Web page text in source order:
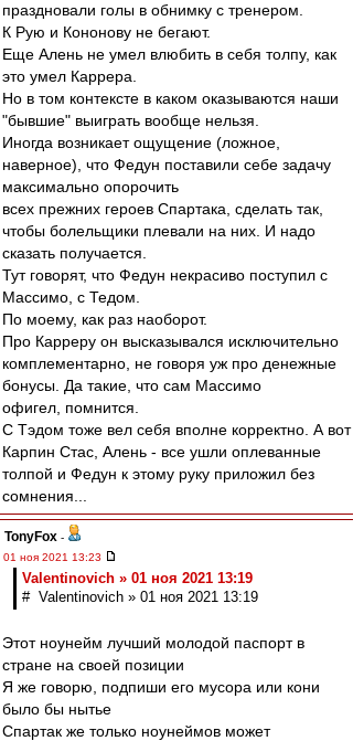
праздновали голы в обнимку с тренером.
К Рую и Кононову не бегают.
Еще Алень не умел влюбить в себя толпу, как
это умел Каррера.
Но в том контексте в каком оказываются наши
"бывшие" выиграть вообще нельзя.
Иногда возникает ощущение (ложное,
наверное), что Федун поставили себе задачу
максимально опорочить
всех прежних героев Спартака, сделать так,
чтобы болельщики плевали на них. И надо
сказать получается.
Тут говорят, что Федун некрасиво поступил с
Массимо, с Тедом.
По моему, как раз наоборот.
Про Карреру он высказывался исключительно
комплементарно, не говоря уж про денежные
бонусы. Да такие, что сам Массимо
офигел, помнится.
С Тэдом тоже вел себя вполне корректно. А вот
Карпин Стас, Алень - все ушли оплеванные
толпой и Федун к этому руку приложил без
сомнения...
TonyFox -
01 ноя 2021 13:23
Valentinovich » 01 ноя 2021 13:19
# Valentinovich » 01 ноя 2021 13:19
Этот ноунейм лучший молодой паспорт в
стране на своей позиции
Я же говорю, подпиши его мусора или кони
было бы нытье
Спартак же только ноунеймов может